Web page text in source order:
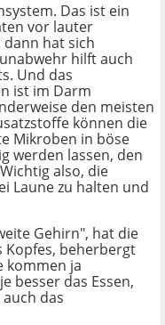
Das ist ein
vor lauter
hat sich
hilft auch
Und das
ist im Darm
den meisten
können die
Mikroben in böse
werden lassen, den
also, die
Laune zu halten und
Gehirn", hat die
Kopfes, beherbergt
kommen ja
besser das Essen,
das